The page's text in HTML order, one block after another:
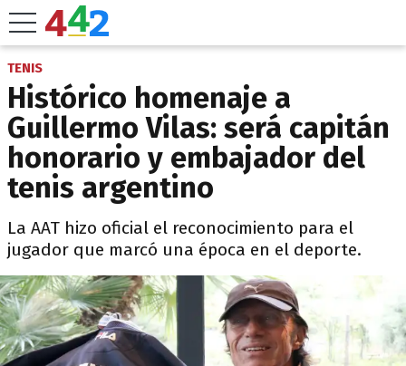
TENIS
Histórico homenaje a
Guillermo Vilas: será capitán
honorario y embajador del
tenis argentino
La AAT hizo oficial el reconocimiento para el
jugador que marcó una época en el deporte.